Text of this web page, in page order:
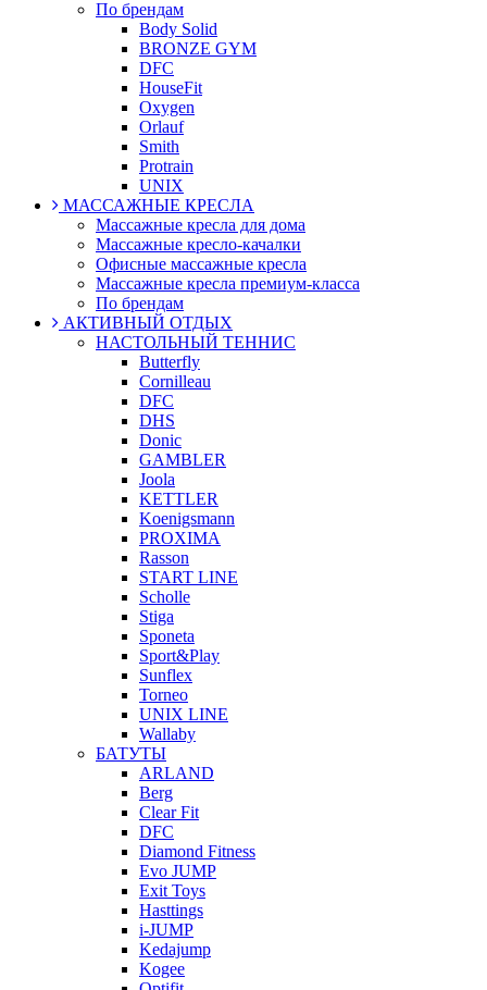
По брендам
Body Solid
BRONZE GYM
DFC
HouseFit
Oxygen
Orlauf
Smith
Protrain
UNIX
МАССАЖНЫЕ КРЕСЛА
Массажные кресла для дома
Массажные кресло-качалки
Офисные массажные кресла
Массажные кресла премиум-класса
По брендам
АКТИВНЫЙ ОТДЫХ
НАСТОЛЬНЫЙ ТЕННИС
Butterfly
Cornilleau
DFC
DHS
Donic
GAMBLER
Joola
KETTLER
Koenigsmann
PROXIMA
Rasson
START LINE
Scholle
Stiga
Sponeta
Sport&Play
Sunflex
Torneo
UNIX LINE
Wallaby
БАТУТЫ
ARLAND
Berg
Clear Fit
DFC
Diamond Fitness
Evo JUMP
Exit Toys
Hasttings
i-JUMP
Kedajump
Kogee